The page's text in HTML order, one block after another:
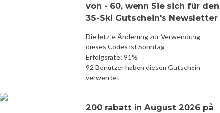
von - 60, wenn Sie sich für den
3S-Ski Gutschein's Newsletter
Die letzte Änderung zur Verwendung
dieses Codes ist Sonntag
Erfolgsrate: 91%
92 Benutzer haben diesen Gutschein
verwendet
200 rabatt in August 2026 på